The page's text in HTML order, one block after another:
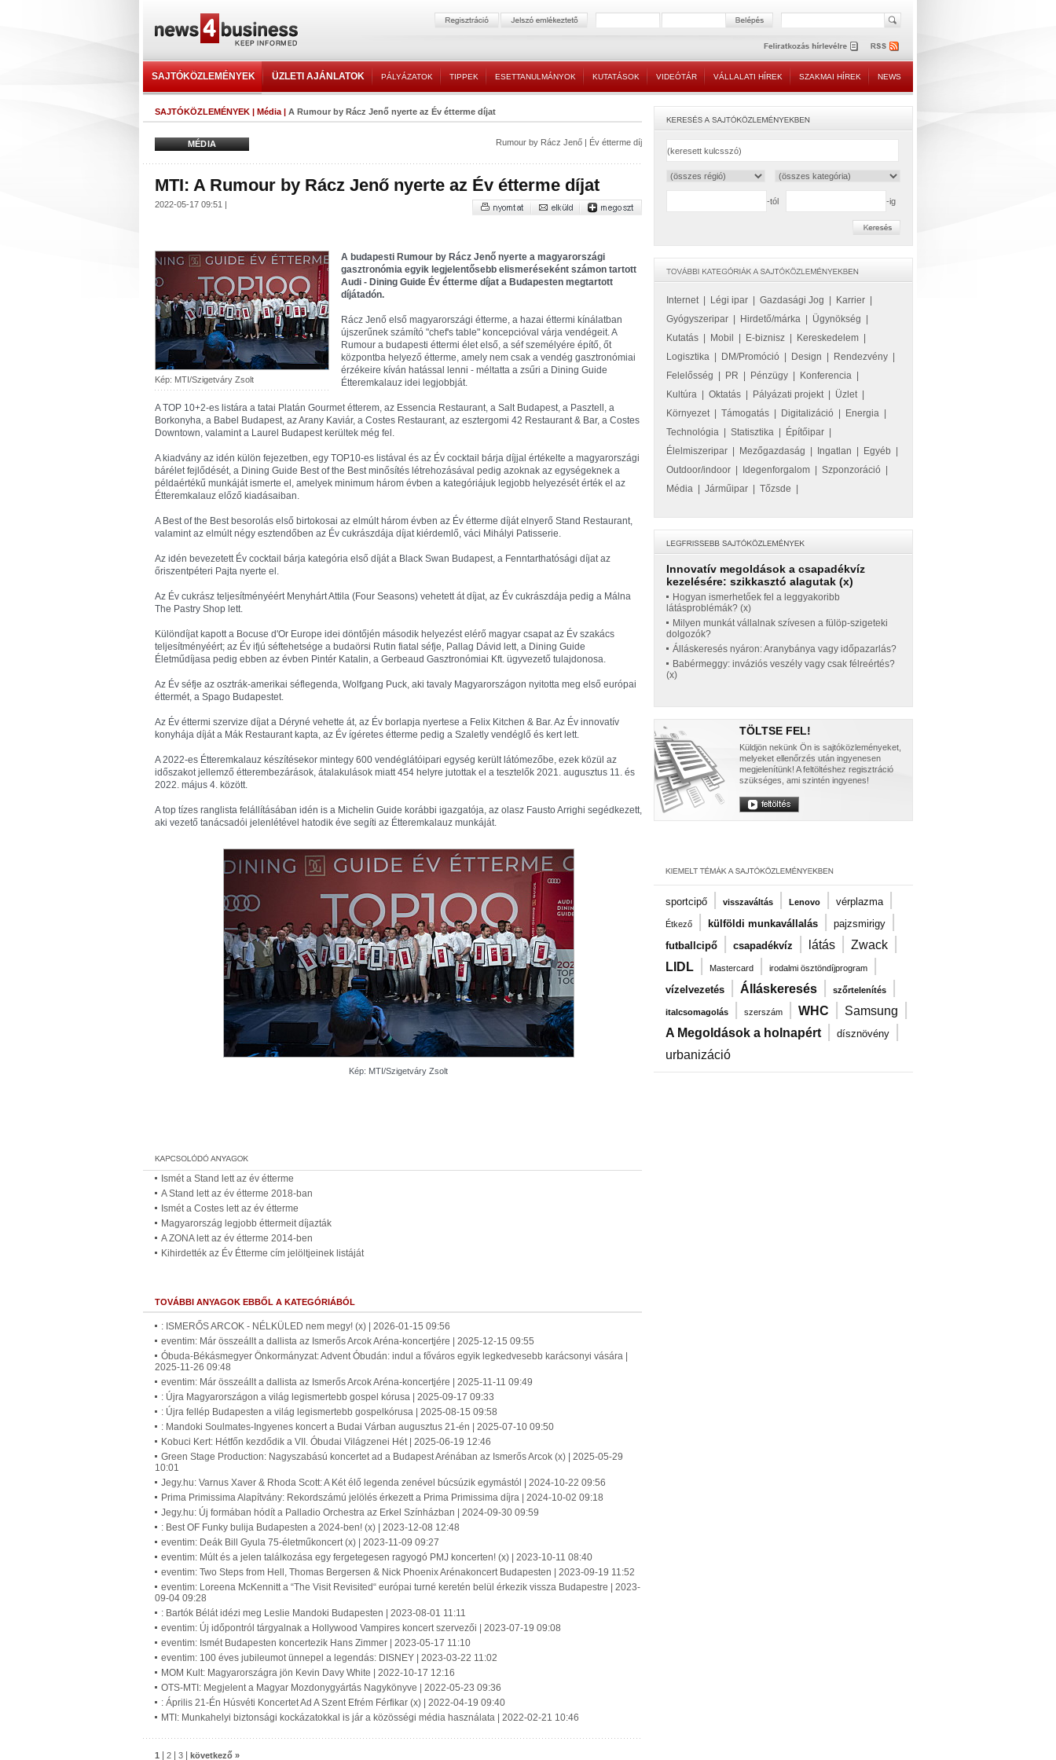
SAJTÓKÖZLEMÉNYEK ÜZLETI AJÁNLATOK PÁLYÁZATOK TIPPEK ESETTANULMÁNYOK KUTATÁSOK VIDEÓTÁR VÁLLALATI HÍREK SZAKMAI HÍREK NEWS
SAJTÓKÖZLEMÉNYEK | Média | A Rumour by Rácz Jenő nyerte az Év étterme díjat
MÉDIA Rumour by Rácz Jenő | Év étterme díj
MTI: A Rumour by Rácz Jenő nyerte az Év étterme díjat
2022-05-17 09:51 |
Kép: MTI/Szigetváry Zsolt
A budapesti Rumour by Rácz Jenő nyerte a magyarországi
gasztronómia egyik legjelentősebb elismeréseként számon tartott
Audi - Dining Guide Év étterme díjat a Budapesten megtartott
díjátadón.
Rácz Jenő első magyarországi étterme, a hazai éttermi kínálatban
újszerűnek számító "chef's table" koncepcióval várja vendégeit. A
Rumour a budapesti éttermi élet első, a séf személyére építő, őt
központba helyező étterme, amely nem csak a vendég gasztronómiai
érzékeire kíván hatással lenni - méltatta a zsűri a Dining Guide
Étteremkalauz idei legjobbját.
A TOP 10+2-es listára a tatai Platán Gourmet étterem, az Essencia Restaurant, a Salt Budapest, a Pasztell, a
Borkonyha, a Babel Budapest, az Arany Kaviár, a Costes Restaurant, az esztergomi 42 Restaurant & Bar, a Costes
Downtown, valamint a Laurel Budapest kerültek még fel.
A kiadvány az idén külön fejezetben, egy TOP10-es listával és az Év cocktail bárja díjjal értékelte a magyarországi
bárélet fejlődését, a Dining Guide Best of the Best minősítés létrehozásával pedig azoknak az egységeknek a
példaértékű munkáját ismerte el, amelyek minimum három évben a kategóriájuk legjobb helyezését érték el az
Étteremkalauz előző kiadásaiban.
A Best of the Best besorolás első birtokosai az elmúlt három évben az Év étterme díját elnyerő Stand Restaurant,
valamint az elmúlt négy esztendőben az Év cukrászdája díjat kiérdemlő, váci Mihályi Patisserie.
Az idén bevezetett Év cocktail bárja kategória első díját a Black Swan Budapest, a Fenntarthatósági díjat az
őriszentpéteri Pajta nyerte el.
Az Év cukrász teljesítményéért Menyhárt Attila (Four Seasons) vehetett át díjat, az Év cukrászdája pedig a Málna
The Pastry Shop lett.
Különdíjat kapott a Bocuse d'Or Europe idei döntőjén második helyezést elérő magyar csapat az Év szakács
teljesítményéért; az Év ifjú séftehetsége a budaörsi Rutin fiatal séfje, Pallag Dávid lett, a Dining Guide
Életműdíjasa pedig ebben az évben Pintér Katalin, a Gerbeaud Gasztronómiai Kft. ügyvezető tulajdonosa.
Az Év séfje az osztrák-amerikai séflegenda, Wolfgang Puck, aki tavaly Magyarországon nyitotta meg első európai
éttermét, a Spago Budapestet.
Az Év éttermi szervize díjat a Déryné vehette át, az Év borlapja nyertese a Felix Kitchen & Bar. Az Év innovatív
konyhája díját a Mák Restaurant kapta, az Év ígéretes étterme pedig a Szaletly vendéglő és kert lett.
A 2022-es Étteremkalauz készítésekor mintegy 600 vendéglátóipari egység került látómezőbe, ezek közül az
időszakot jellemző étterembezárások, átalakulások miatt 454 helyre jutottak el a tesztelők 2021. augusztus 11. és
2022. május 4. között.
A top tízes ranglista felállításában idén is a Michelin Guide korábbi igazgatója, az olasz Fausto Arrighi segédkezett,
aki vezető tanácsadói jelenlétével hatodik éve segíti az Étteremkalauz munkáját.
Kép: MTI/Szigetváry Zsolt
Ismét a Stand lett az év étterme
A Stand lett az év étterme 2018-ban
Ismét a Costes lett az év étterme
Magyarország legjobb éttermeit díjazták
A ZONA lett az év étterme 2014-ben
Kihirdették az Év Étterme cím jelöltjeinek listáját
TOVÁBBI ANYAGOK EBBŐL A KATEGÓRIÁBÓL
: ISMERŐS ARCOK - NÉLKÜLED nem megy! (x) | 2026-01-15 09:56
eventim: Már összeállt a dallista az Ismerős Arcok Aréna-koncertjére | 2025-12-15 09:55
Óbuda-Békásmegyer Önkormányzat: Advent Óbudán: indul a főváros egyik legkedvesebb karácsonyi vására |
2025-11-26 09:48
eventim: Már összeállt a dallista az Ismerős Arcok Aréna-koncertjére | 2025-11-11 09:49
: Újra Magyarországon a világ legismertebb gospel kórusa | 2025-09-17 09:33
: Újra fellép Budapesten a világ legismertebb gospelkórusa | 2025-08-15 09:58
: Mandoki Soulmates-Ingyenes koncert a Budai Várban augusztus 21-én | 2025-07-10 09:50
Kobuci Kert: Hétfőn kezdődik a VII. Óbudai Világzenei Hét | 2025-06-19 12:46
Green Stage Production: Nagyszabású koncertet ad a Budapest Arénában az Ismerős Arcok (x) | 2025-05-29
10:01
Jegy.hu: Varnus Xaver & Rhoda Scott: A Két élő legenda zenével búcsúzik egymástól | 2024-10-22 09:56
Prima Primissima Alapítvány: Rekordszámú jelölés érkezett a Prima Primissima díjra | 2024-10-02 09:18
Jegy.hu: Új formában hódít a Palladio Orchestra az Erkel Színházban | 2024-09-30 09:59
: Best OF Funky bulija Budapesten a 2024-ben! (x) | 2023-12-08 12:48
eventim: Deák Bill Gyula 75-életműkoncert (x) | 2023-11-09 09:27
eventim: Múlt és a jelen találkozása egy fergetegesen ragyogó PMJ koncerten! (x) | 2023-10-11 08:40
eventim: Two Steps from Hell, Thomas Bergersen & Nick Phoenix Arénakoncert Budapesten | 2023-09-19 11:52
eventim: Loreena McKennitt a “The Visit Revisited“ európai turné keretén belül érkezik vissza Budapestre | 2023-
09-04 09:28
: Bartók Bélát idézi meg Leslie Mandoki Budapesten | 2023-08-01 11:11
eventim: Új időpontról tárgyalnak a Hollywood Vampires koncert szervezői | 2023-07-19 09:08
eventim: Ismét Budapesten koncertezik Hans Zimmer | 2023-05-17 11:10
eventim: 100 éves jubileumot ünnepel a legendás: DISNEY | 2023-03-22 11:02
MOM Kult: Magyarországra jön Kevin Davy White | 2022-10-17 12:16
OTS-MTI: Megjelent a Magyar Mozdonygyártás Nagykönyve | 2022-05-23 09:36
: Április 21-Én Húsvéti Koncertet Ad A Szent Efrém Férfikar (x) | 2022-04-19 09:40
MTI: Munkahelyi biztonsági kockázatokkal is jár a közösségi média használata | 2022-02-21 10:46
1 2 3 következő »
-tól -ig
Internet| Légi ipar Gazdasági Jog Karrier
Gyógyszeripar
Hirdető/márka Ügynökség
Kutatás
Mobil E-biznisz Kereskedelem
Logisztika
DM/Promóció Design Rendezvény
Felelősség
PR Pénzügy Konferencia
Kultúra
Oktatás Pályázati projekt| Üzlet|
Környezet| Támogatás Digitalizáció Energia
Technológia
Statisztika Építőipar
Élelmiszeripar
Mezőgazdaság Ingatlan Egyéb
Outdoor/indoor
Idegenforgalom Szponzoráció
Média
Járműipar Tőzsde
Innovatív megoldások a csapadékvíz
kezelésére: szikkasztó alagutak (x)
Hogyan ismerhetőek fel a leggyakoribb
látásproblémák? (x)
Milyen munkát vállalnak szívesen a fülöp-szigeteki
dolgozók?
Álláskeresés nyáron: Aranybánya vagy időpazarlás?
Babérmeggy: inváziós veszély vagy csak félreértés?
(x)
TÖLTSE FEL!
Küldjön nekünk Ön is sajtóközleményeket,
melyeket ellenőrzés után ingyenesen
megjelenítünk! A feltöltéshez regisztráció
szükséges, ami szintén ingyenes!
sportcipő | visszaváltás | Lenovo | vérplazma |
Étkező | külföldi munkavállalás | pajzsmirigy |
futballcipő | csapadékvíz | látás | Zwack |
LIDL | Mastercard | irodalmi ösztöndíjprogram |
vízelvezetés | Álláskeresés | szőrtelenítés |
italcsomagolás | szerszám | WHC | Samsung |
A Megoldások a holnapért | dísznövény |
urbanizáció